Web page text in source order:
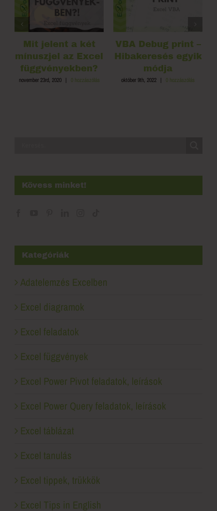
Mit jelent a két
mínuszjel az Excel
függvényekben?
november 23rd, 2020 | 0 hozzászólás
VBA Debug print –
Hibakeresés egyik
módja
október 9th, 2022 | 0 hozzászólás
Kövess minket!
Kategóriák
Adatelemzés Excelben
Excel diagramok
Excel feladatok
Excel függvények
Excel Power Pivot feladatok, leírások
Excel Power Query feladatok, leírások
Excel táblázat
Excel tanulás
Excel tippek, trükkök
Excel Tips in English